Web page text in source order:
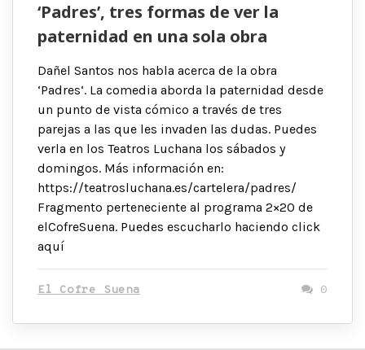
‘Padres’, tres formas de ver la
paternidad en una sola obra
Dañel Santos nos habla acerca de la obra
‘Padres‘. La comedia aborda la paternidad desde
un punto de vista cómico a través de tres
parejas a las que les invaden las dudas. Puedes
verla en los Teatros Luchana los sábados y
domingos. Más información en:
https://teatrosluchana.es/cartelera/padres/
Fragmento perteneciente al programa 2×20 de
elCofreSuena. Puedes escucharlo haciendo click
aquí
El Cofre Suena 0